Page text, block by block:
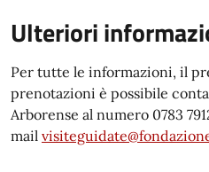
Ulteriori
Per tutte le informazioni, il
prenotazioni è possibile
Arborense al numero 0783
mail